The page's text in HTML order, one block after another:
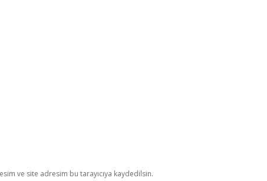
ve site adresim bu tarayıcıya kaydedilsin.